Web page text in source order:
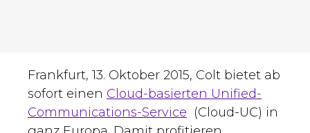
Frankfurt, 13. Oktober 2015, Colt bietet ab
sofort einen Cloud-basierten Unified-
Communications-Service (Cloud-UC) in